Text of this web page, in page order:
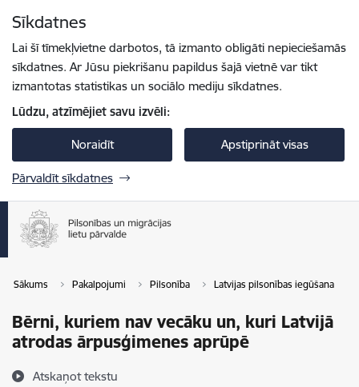
Sīkdatnes
Lai šī tīmekļvietne darbotos, tā izmanto obligāti nepieciešamās
sīkdatnes. Ar Jūsu piekrišanu papildus šajā vietnē var tikt
izmantotas statistikas un sociālo mediju sīkdatnes.
Lūdzu, atzīmējiet savu izvēli:
Noraidīt Apstiprināt visas
Pārvaldīt sīkdatnes
Sākums Pakalpojumi Pilsonība Latvijas pilsonības iegūšana
Bērni, kuriem nav vecāku un, kuri Latvijā
atrodas ārpusģimenes aprūpē
Atskaņot tekstu